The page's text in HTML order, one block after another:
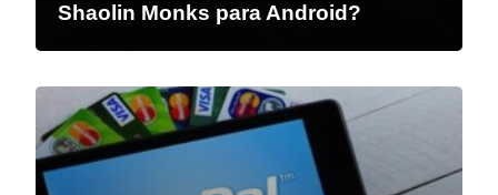
Shaolin Monks para Android?